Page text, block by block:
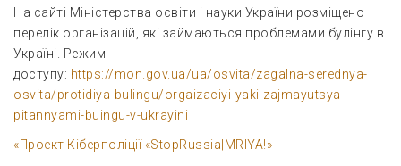
На сайті Міністерства освіти і науки України розміщено
перелік організацій, які займаються проблемами булінгу в
Україні. Режим
доступу: https://mon.gov.ua/ua/osvita/zagalna-serednya-
osvita/protidiya-bulingu/orgaizaciyi-yaki-zajmayutsya-
pitannyami-buingu-v-ukrayini
«Проект Кіберполіції «StopRussia|MRIYA!»